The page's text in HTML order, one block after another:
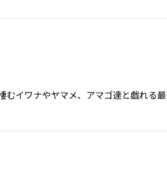
イワナやヤマメ、アマゴ達と戯れる